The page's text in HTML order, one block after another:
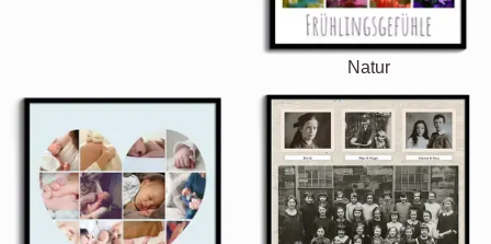
Natur